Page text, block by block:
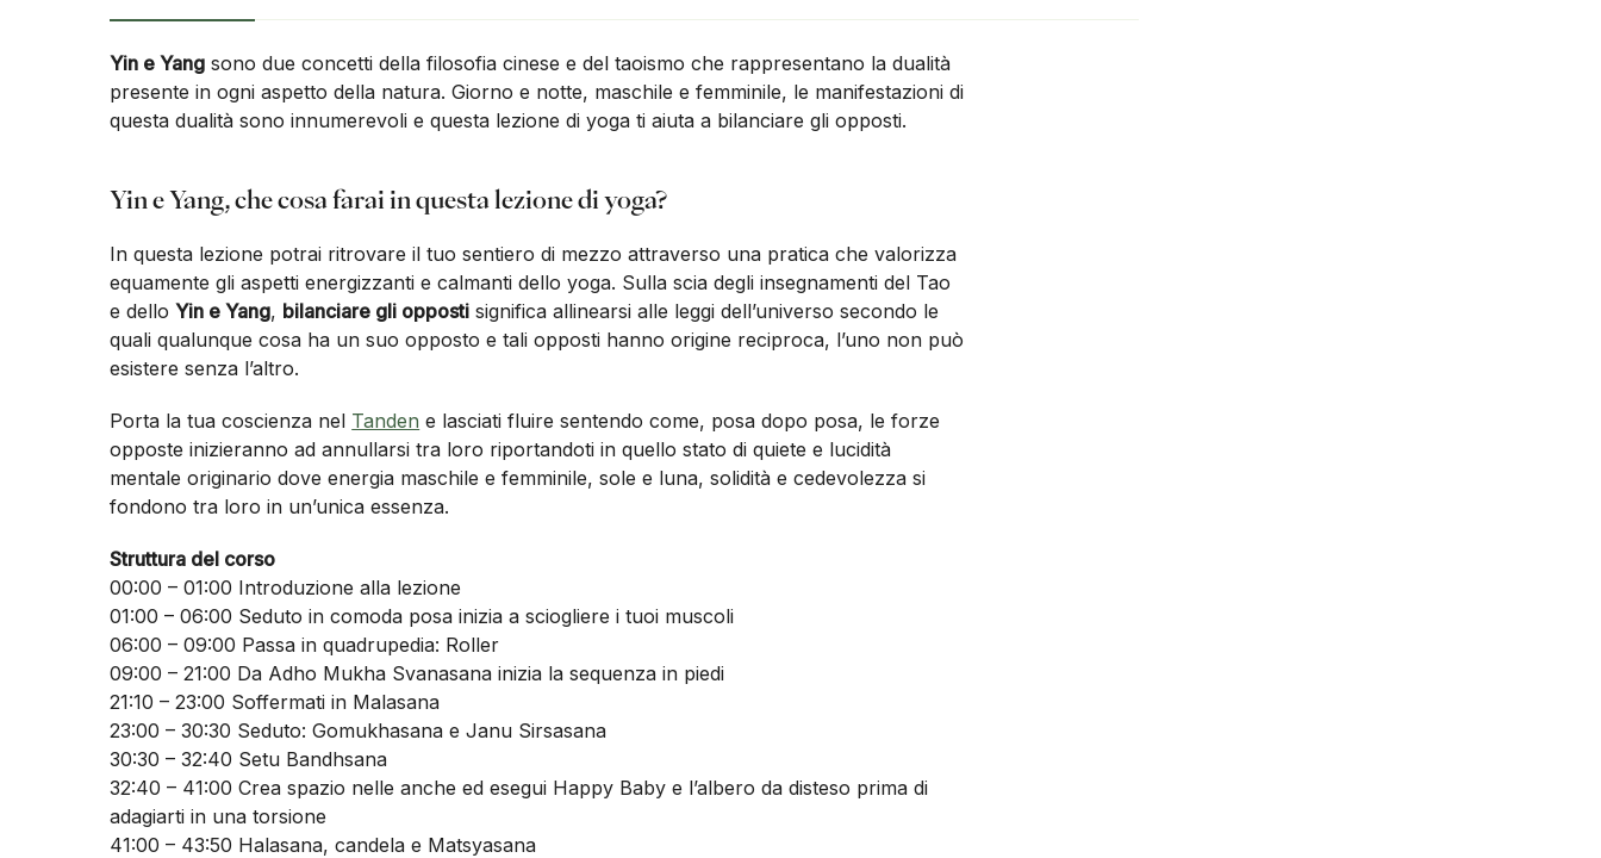
Yin e Yang sono due concetti della filosofia cinese e del taoismo che rappresentano la dualità
presente in ogni aspetto della natura. Giorno e notte, maschile e femminile, le manifestazioni di
questa dualità sono innumerevoli e questa lezione di yoga ti aiuta a bilanciare gli opposti.
Yin e Yang, che cosa farai in questa lezione di yoga?
In questa lezione potrai ritrovare il tuo sentiero di mezzo attraverso una pratica che valorizza
equamente gli aspetti energizzanti e calmanti dello yoga. Sulla scia degli insegnamenti del Tao
e delloYin e Yang, bilanciare gli opposti significa allinearsi alle leggi dell’universo secondo le
quali qualunque cosa ha un suo opposto e tali opposti hanno origine reciproca, l’uno non può
esistere senza l’altro.
Porta la tua coscienza nel Tanden e lasciati fluire sentendo come, posa dopo posa, le forze
opposte inizieranno ad annullarsi tra loro riportandoti in quello stato di quiete e lucidità
mentale originario dove energia maschile e femminile, sole e luna, solidità e cedevolezza si
fondono tra loro in un’unica essenza.
Struttura del corso
00:00 – 01:00 Introduzione alla lezione
01:00 – 06:00 Seduto in comoda posa inizia a sciogliere i tuoi muscoli
06:00 – 09:00 Passa in quadrupedia: Roller
09:00 – 21:00 Da Adho Mukha Svanasana inizia la sequenza in piedi
21:10 – 23:00 Soffermati in Malasana
23:00 – 30:30 Seduto: Gomukhasana e Janu Sirsasana
30:30 – 32:40 Setu Bandhsana
32:40 – 41:00 Crea spazio nelle anche ed esegui Happy Baby e l’albero da disteso prima di
adagiarti in una torsione
41:00 – 43:50 Halasana, candela e Matsyasana